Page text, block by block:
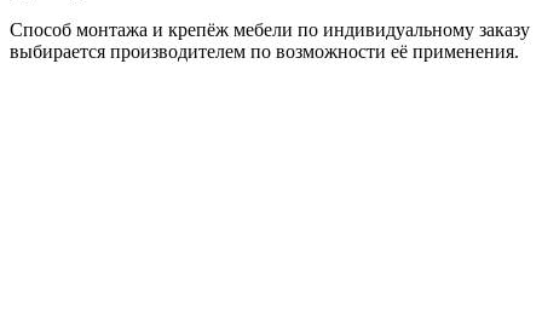
Способ монтажа и крепёж мебели по индивидуальному заказу
выбирается производителем по возможности её применения.